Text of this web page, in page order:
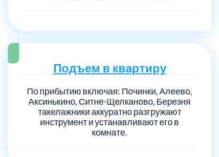
Подъем в квартиру
По прибытию включая: Починки, Алеево,
Аксинькино, Ситне-Щелканово, Березня
такелажники аккуратно разгружают
инструмент и устанавливают его в
комнате.